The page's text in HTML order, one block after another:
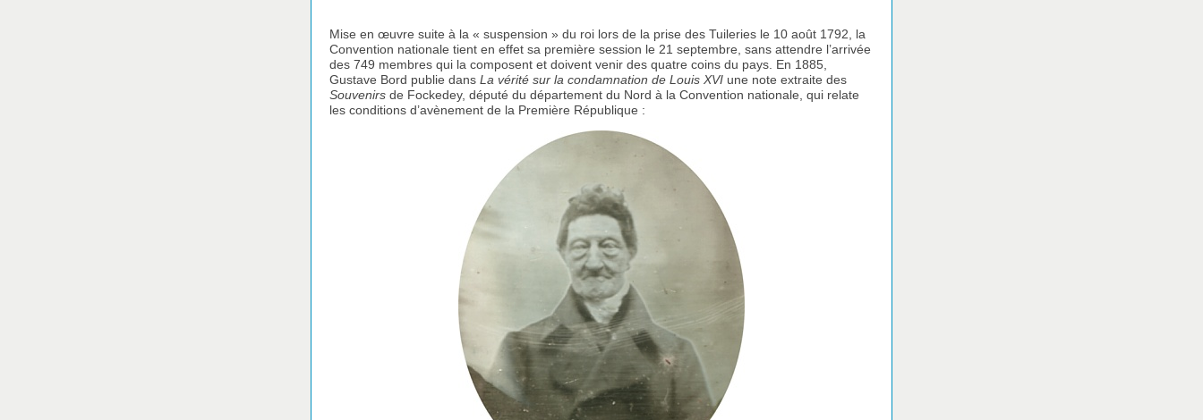
Mise en œuvre suite à la « suspension » du roi lors de la prise des Tuileries le 10 août 1792, la
Convention nationale tient en effet sa première session le 21 septembre, sans attendre l’arrivée
des 749 membres qui la composent et doivent venir des quatre coins du pays. En 1885,
Gustave Bord publie dans La vérité sur la condamnation de Louis XVI une note extraite des
Souvenirs de Fockedey, député du département du Nord à la Convention nationale, qui relate
les conditions d’avènement de la Première République :